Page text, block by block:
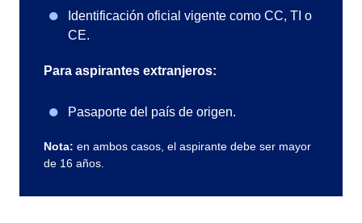
Identificación oficial vigente como CC, TI o
CE.
Para aspirantes extranjeros:
Pasaporte del país de origen.
Nota: en ambos casos, el aspirante debe ser mayor
de 16 años.